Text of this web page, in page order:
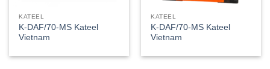
KATEEL
K-DAF/70-MS Kateel
Vietnam
KATEEL
K-DAF/70-MS Kateel
Vietnam